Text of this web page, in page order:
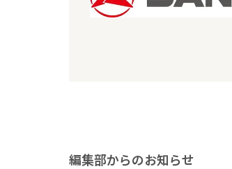
編集部からのお知らせ